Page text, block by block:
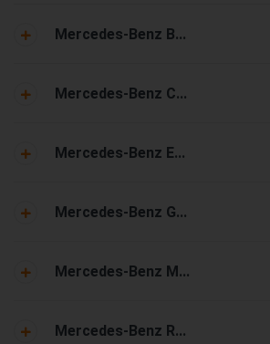
Mercedes-Benz B...
Mercedes-Benz C...
Mercedes-Benz E...
Mercedes-Benz G...
Mercedes-Benz M...
Mercedes-Benz R...